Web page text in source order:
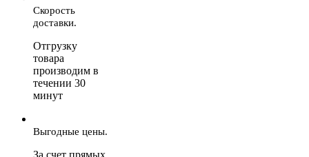
Скорость
доставки.
Отгрузку
товара
производим в
течении 30
минут
Выгодные цены.
За счет прямых